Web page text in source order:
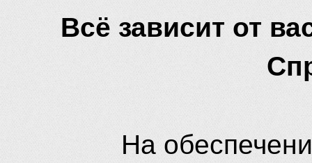
Всё зависит от
На